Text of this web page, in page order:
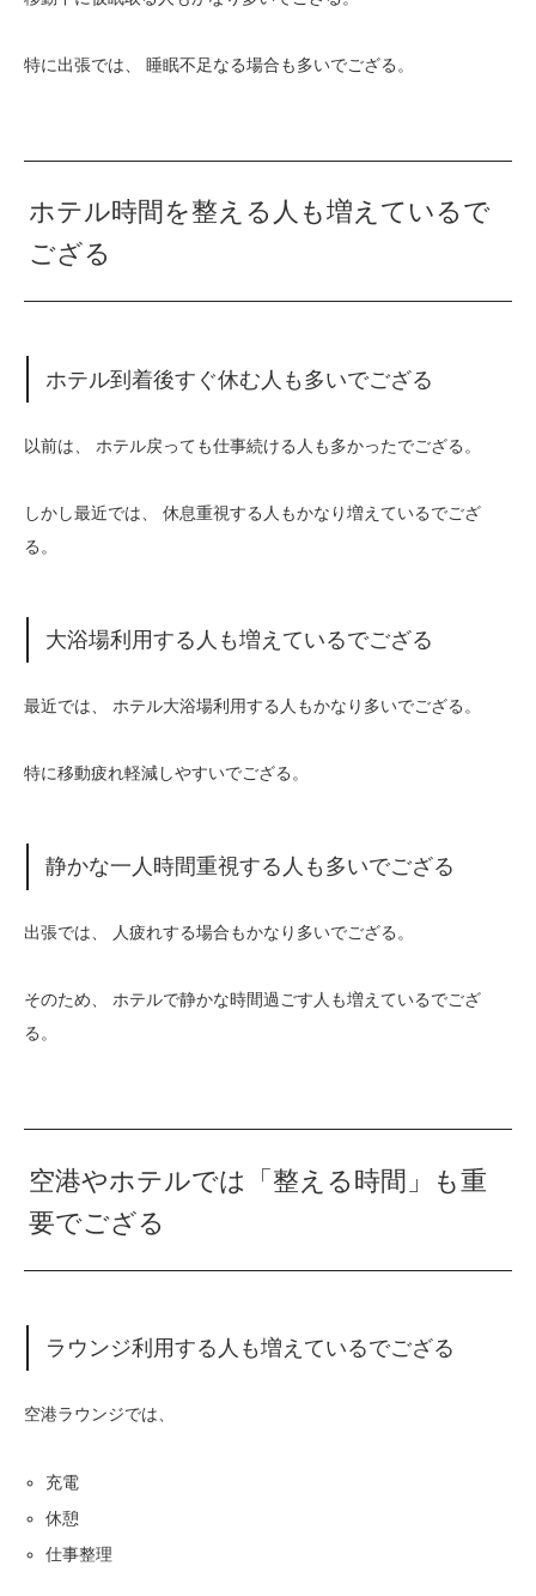
特に出張では、 睡眠不足なる場合も多いでござる。
ホテル時間を整える人も増えているで
ござる
ホテル到着後すぐ休む人も多いでござる
以前は、 ホテル戻っても仕事続ける人も多かったでござる。
しかし最近では、 休息重視する人もかなり増えているでござ
る。
大浴場利用する人も増えているでござる
最近では、 ホテル大浴場利用する人もかなり多いでござる。
特に移動疲れ軽減しやすいでござる。
静かな一人時間重視する人も多いでござる
出張では、 人疲れする場合もかなり多いでござる。
そのため、 ホテルで静かな時間過ごす人も増えているでござ
る。
空港やホテルでは「整える時間」も重
要でござる
ラウンジ利用する人も増えているでござる
空港ラウンジでは、
充電
休憩
仕事整理